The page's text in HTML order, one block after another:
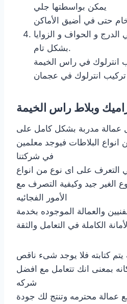
يمكن بواسطتها جلي
الدرج و الحواف و الزوايا
بشكل تام.
انترلوك في راس الخيمة
تركيب انترلوك في عجمان
وبلاط راس الخيمة
عمالة مدربة بشكل كامل على
انواع البلاطات فيوجد معلمين
في شركتنا
التعرف على اى نوع من انواع
الغير جيد وكيفية التصرف مع
الأمور الفجائيه
والعمالة الموجوده بخدمة
الكاملة في التعامل والثقة
كتابته فلا يوجد شىء ناقص
بمعنى انك تتعامل مع افضل
شركه
عمالة محترمه وتنتج لك جودة